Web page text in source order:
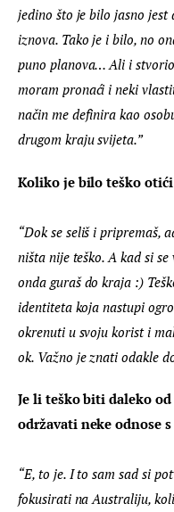
jedino što je bilo jasno jest
iznova. Tako je i bilo, no
puno planova… Ali i
moram pronaći i neki
način me definira kao
drugom kraju svijeta.”
Koliko je bilo teško
“Dok se seliš i pripremaš,
ništa nije teško. A kad si
onda guraš do kraja :)
identiteta koja nastupi
okrenuti u svoju korist i
ok. Važno je znati odakle
Je li teško biti daleko
održavati neke odnose
“E, to je. I to sam sad si
fokusirati na Australiju,